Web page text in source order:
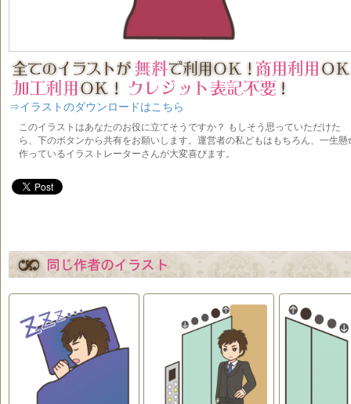
⇒イラストのダウンロードはこちら